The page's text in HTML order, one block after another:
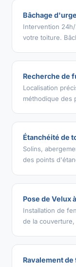
Bâchage
Intervention
votre toiture.
Recherche de
Localisation
méthodique des
Étanchéité de
Solins,
des points
Pose de Velux
Installation de
de la
Ravalement